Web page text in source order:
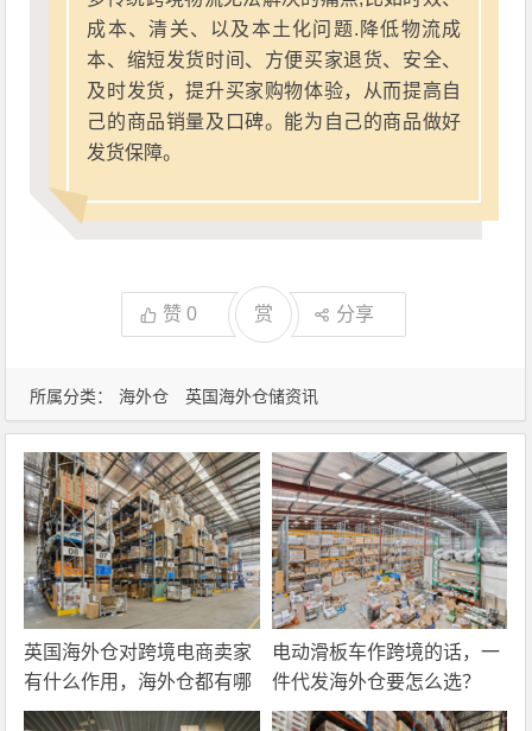
所属分类： 海外仓 英国海外仓储资讯
成本、清关、以及本土化问题.降低物流成
本、缩短发货时间、方便买家退货、安全、
及时发货，提升买家购物体验，从而提高自
己的商品销量及口碑。能为自己的商品做好
发货保障。
赞0 赏 分享
英国海外仓对跨境电商卖家
有什么作用，海外仓都有哪
些核心服务？
电动滑板车作跨境的话，一
件代发海外仓要怎么选？